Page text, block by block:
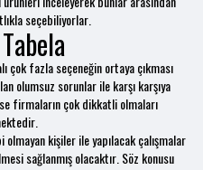
seçebiliyorlar.
çok fazla seçeneğin ortaya çıkması
olumsuz sorunlar ile karşı karşıya
firmaların çok dikkatli olmaları
kişiler ile yapılacak çalışmalar
sağlanmış olacaktır. Söz konusu